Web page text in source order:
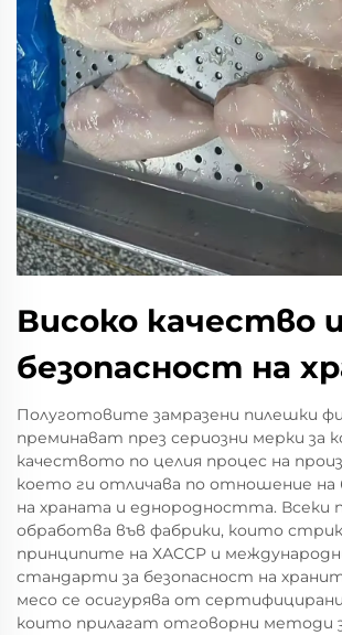
Високо качество и
безопасност на
Полуготовите замразени пилешки
преминават през сериозни мерки за
качеството по целия процес на
което ги отличава по отношение на
на храната и еднородността. Всеки
обработва във фабрики, които
принципите на ХАССР и
стандарти за безопасност на
месо се осигурява от
които прилагат отговорни методи